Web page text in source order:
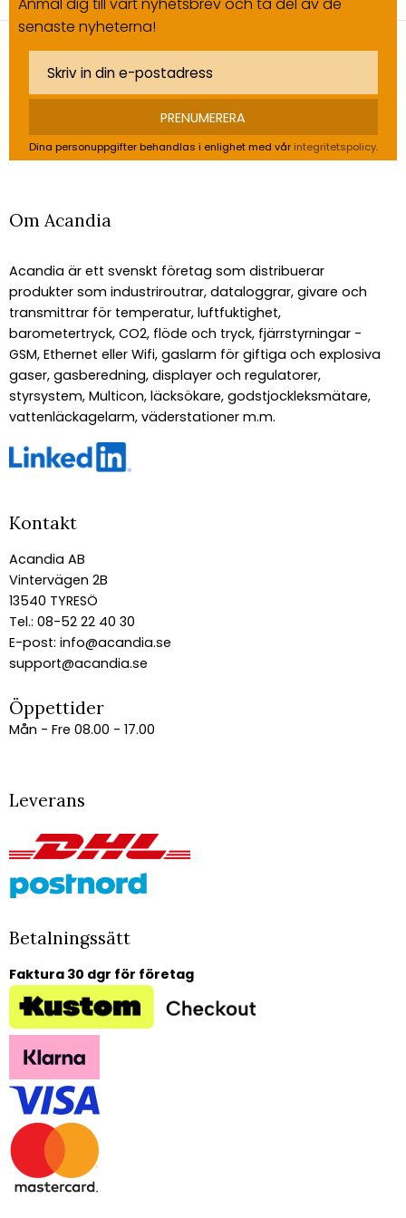
senaste nyheterna!
PRENUMERERA
Dina personuppgifter behandlas i enlighet med vår integritetspolicy.
Om Acandia
Acandia är ett svenskt företag som distribuerar
produkter som industriroutrar, dataloggrar, givare och
transmittrar för temperatur, luftfuktighet,
barometertryck, CO2, flöde och tryck, fjärrstyrningar -
GSM, Ethernet eller Wifi, gaslarm för giftiga och explosiva
gaser, gasberedning, displayer och regulatorer,
styrsystem, Multicon, läcksökare, godstjockleksmätare,
vattenläckagelarm, väderstationer m.m.
Kontakt
Acandia AB
Vintervägen 2B
13540 TYRESÖ
Tel.: 08-52 22 40 30
E-post: info@acandia.se
support@acandia.se
Öppettider
Mån - Fre 08.00 - 17.00
Leverans
Betalningssätt
Faktura 30 dgr för företag